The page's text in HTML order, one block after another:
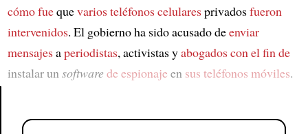
Article
cómo fuequevarios teléfonos celularesprivadosfueron
intervenidos. El gobierno ha sido acusado deenviar
mensajesaperiodistas, activistas yabogadoscon el fin de
instalar unsoftwarede espionajeen sus teléfonos móviles.